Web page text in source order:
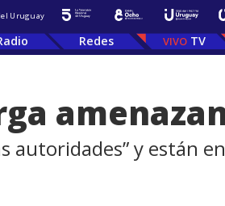
Uruguay
Redes TV
autoridades” y están